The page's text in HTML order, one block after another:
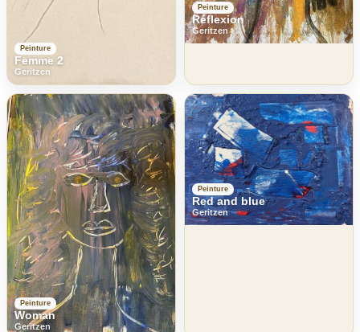
Peinture
Femme 2
Geritzen
Peinture
Réflexion
Geritzen
Peinture
Woman
Geritzen
Peinture
Red and blue
Geritzen